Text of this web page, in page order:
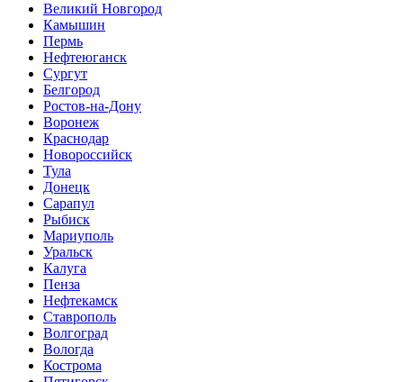
Великий Новгород
Камышин
Пермь
Нефтеюганск
Сургут
Белгород
Ростов-на-Дону
Воронеж
Краснодар
Новороссийск
Тула
Донецк
Сарапул
Рыбиск
Мариуполь
Уральск
Калуга
Пенза
Нефтекамск
Ставрополь
Волгоград
Вологда
Кострома